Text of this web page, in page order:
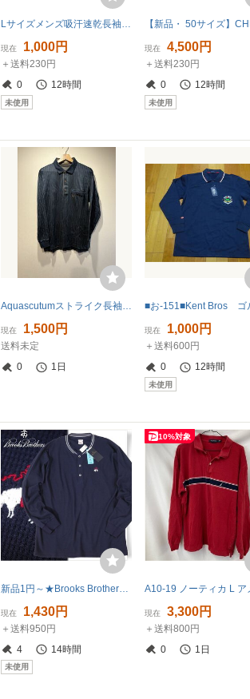
Lサイズメンズ吸汗速乾長袖ポロシャツ ネイビー
現在 1,000円
＋送料230円
0
12時間
未使用
現在 4,500円
＋送料230円
0
12時間
未使用
Aquascutumストライク長袖ポロシャツ L
現在 1,500円
送料未定
0
1日
現在 1,000円
＋送料600円
0
12時間
未使用
現在 1,430円
＋送料950円
4
14時間
未使用
10%対象
現在 3,300円
＋送料800円
0
1日